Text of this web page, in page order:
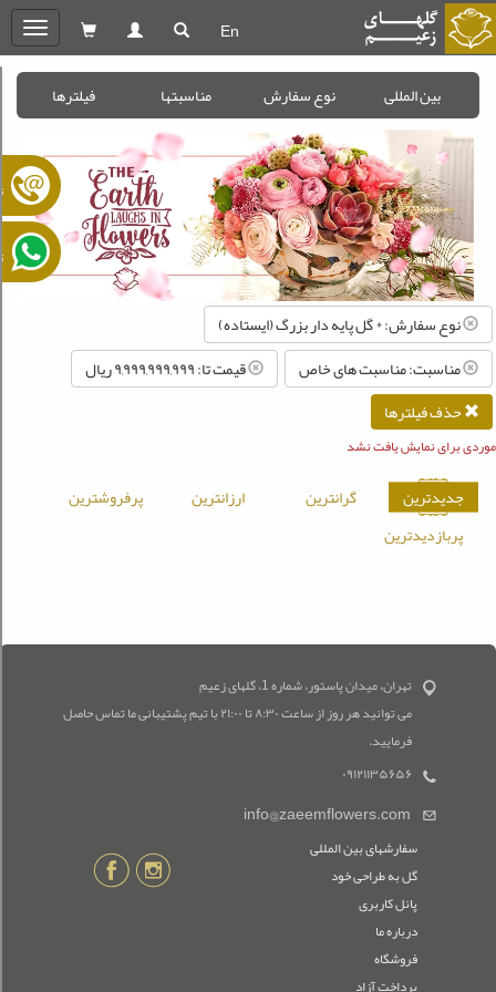
En
بین المللی نوع سفارش مناسبتها فیلترها
نوع سفارش: * گل پایه دار بزرگ (ایستاده)
مناسبت: مناسبت های خاص
قیمت تا: ۹,۹۹۹,۹۹۹,۹۹۹ ريال
حذف فیلترها
موردی برای نمایش یافت نشد
جدیدترین گرانترین ارزانترین
پرفروشترین
پربازدیدترین
تهران، میدان پاستور، شماره 1، گلهای زعیم
می توانید هر روز از ساعت ۸:۳۰ تا ۲۱:۰۰ با تیم پشتیبانی ما تماس حاصل
فرمایید.
۰۹۱۲۱۱۳۵۶۵۶
info@zaeemflowers.com
سفارشهای بین المللی
گل به طراحی خود
پانل کاربری
درباره ما
فروشگاه
پرداخت آزاد